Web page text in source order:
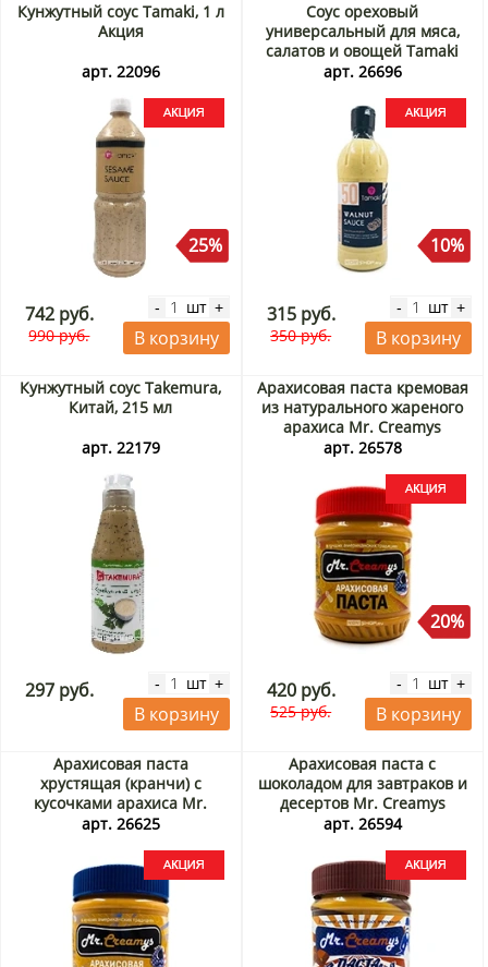
Кунжутный соус Tamaki, 1 л
Акция
арт. 22096
25%
742 руб.
990 руб.
- шт +
В корзину
Соус ореховый
универсальный для мяса,
салатов и овощей Tamaki
(Россия), 470 мл Акция
арт. 26696
10%
315 руб.
350 руб.
- шт +
В корзину
Кунжутный соус Takemura,
Китай, 215 мл
арт. 22179
297 руб. - шт +
В корзину
Арахисовая паста кремовая
из натурального жареного
арахиса Mr. Creamys
(Китай), 340 г Акция
арт. 26578
20%
420 руб.
525 руб.
- шт +
В корзину
Арахисовая паста
хрустящая (кранчи) с
кусочками арахиса Mr.
Creamys (Китай), 340 г Акция
арт. 26625
Арахисовая паста с
шоколадом для завтраков и
десертов Mr. Creamys
(Китай), 340 г Акция
арт. 26594